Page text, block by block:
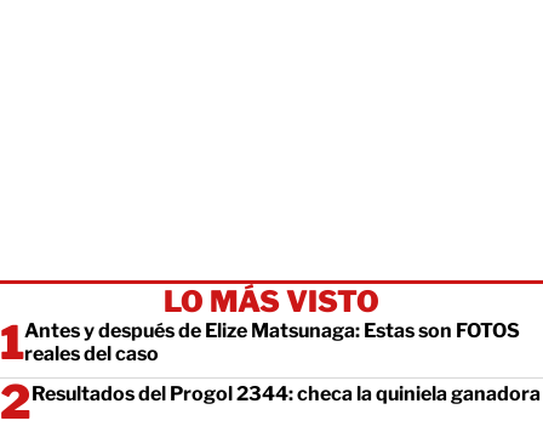
LO MÁS VISTO
Antes y después de Elize Matsunaga: Estas son FOTOS
reales del caso
Resultados del Progol 2344: checa la quiniela ganadora